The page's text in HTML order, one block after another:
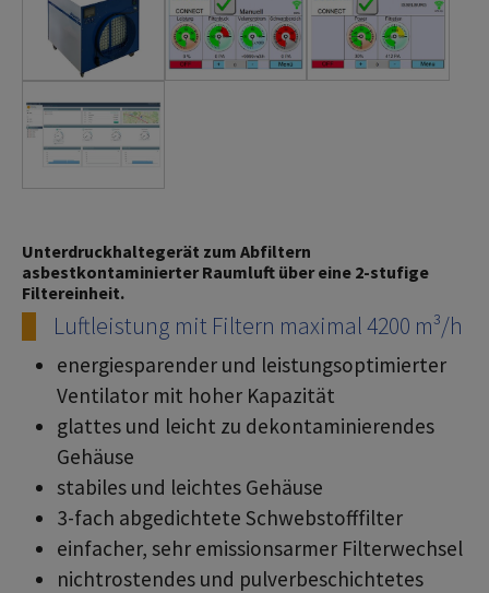
Unterdruckhaltegerät zum Abfiltern
asbestkontaminierter Raumluft über eine 2-stufige
Filtereinheit.
Luftleistung mit Filtern maximal 4200 m³/h
energiesparender und leistungsoptimierter
Ventilator mit hoher Kapazität
glattes und leicht zu dekontaminierendes
Gehäuse
stabiles und leichtes Gehäuse
3-fach abgedichtete Schwebstofffilter
einfacher, sehr emissionsarmer Filterwechsel
nichtrostendes und pulverbeschichtetes